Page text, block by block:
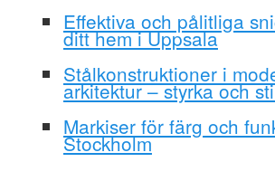
Effektiva och pålitliga
ditt hem i Uppsala
Stålkonstruktioner i
arkitektur – styrka och
Markiser för färg och
Stockholm